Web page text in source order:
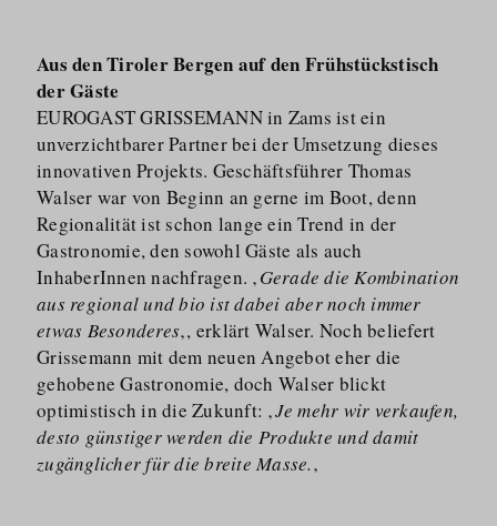
Aus den Tiroler Bergen auf den Frühstückstisch
der Gäste
EUROGAST GRISSEMANN in Zams ist ein
unverzichtbarer Partner bei der Umsetzung dieses
innovativen Projekts. Geschäftsführer Thomas
Walser war von Beginn an gerne im Boot, denn
Regionalität ist schon lange ein Trend in der
Gastronomie, den sowohl Gäste als auch
InhaberInnen nachfragen. ‚Gerade die Kombination
aus regional und bio ist dabei aber noch immer
etwas Besonderes‚, erklärt Walser. Noch beliefert
Grissemann mit dem neuen Angebot eher die
gehobene Gastronomie, doch Walser blickt
optimistisch in die Zukunft: ‚Je mehr wir verkaufen,
desto günstiger werden die Produkte und damit
zugänglicher für die breite Masse.‚